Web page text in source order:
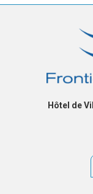
Hôtel de